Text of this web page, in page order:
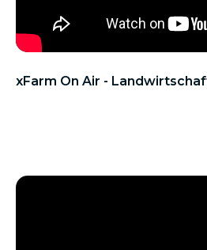
xFarm On Air -